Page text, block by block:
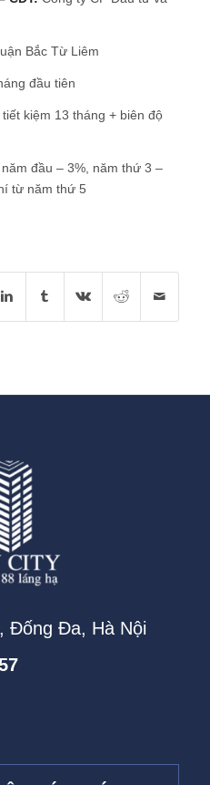
Bắc Từ Liêm
đầu tiên
tiết kiệm 13 tháng + biên độ
năm đầu – 3%, năm thứ 3 –
từ năm thứ 5
Đống Đa, Hà Nội